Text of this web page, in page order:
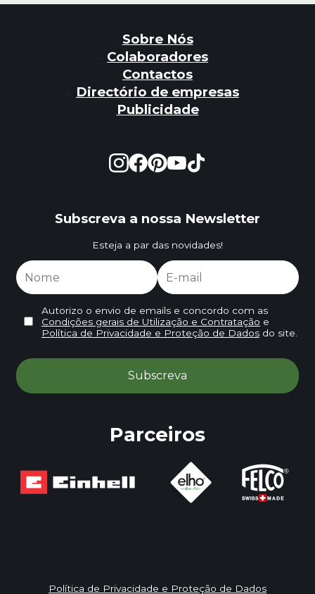
Sobre Nós
Colaboradores
Contactos
Directório de empresas
Publicidade
Subscreva a nossa Newsletter
Esteja a par das novidades!
Autorizo o envio de emails e concordo com as
Condições gerais de Utilização e Contratação e
Política de Privacidade e Proteção de Dadosdo site.
Parceiros
Política de Privacidade e Proteção de Dados